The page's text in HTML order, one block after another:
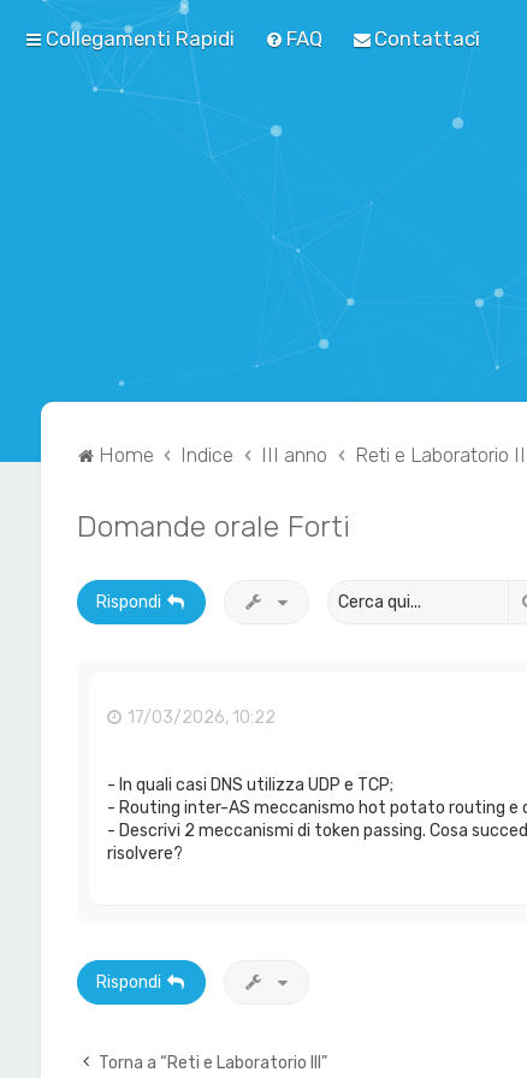
Collegamenti Rapidi FAQ Contattaci
Home Indice III anno Reti e Laboratorio
Domande orale Forti
Rispondi
17/03/2026, 10:22
- In quali casi DNS utilizza UDP e TCP;
- Routing inter-AS meccanismo hot potato routing e
- Descrivi 2 meccanismi di token passing. Cosa
risolvere?
Rispondi
Torna a “Reti e Laboratorio III”